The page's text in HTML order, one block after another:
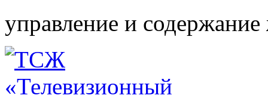
управление и